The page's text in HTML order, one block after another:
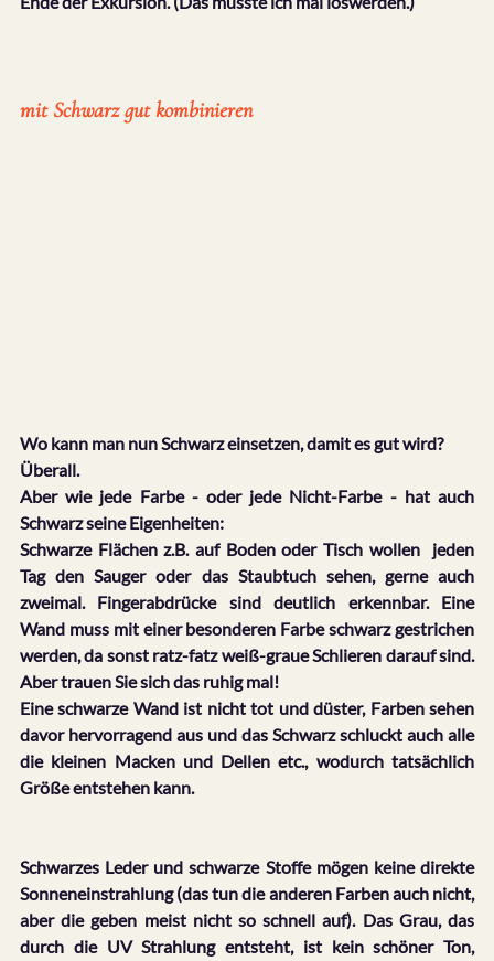
mit Schwarz gut kombinieren
Wo kann man nun Schwarz einsetzen, damit es gut wird?
Überall.
Aber wie jede Farbe - oder jede Nicht-Farbe - hat auch
Schwarz seine Eigenheiten:
Schwarze Flächen z.B. auf Boden oder Tisch wollen  jeden
Tag den Sauger oder das Staubtuch sehen, gerne auch
zweimal. Fingerabdrücke sind deutlich erkennbar. Eine
Wand muss mit einer besonderen Farbe schwarz gestrichen
werden, da sonst ratz-fatz weiß-graue Schlieren darauf sind.
Aber trauen Sie sich das ruhig mal!
Eine schwarze Wand ist nicht tot und düster, Farben sehen
davor hervorragend aus und das Schwarz schluckt auch alle
die kleinen Macken und Dellen etc., wodurch tatsächlich
Größe entstehen kann.
Schwarzes Leder und schwarze Stoffe mögen keine direkte
Sonneneinstrahlung (das tun die anderen Farben auch nicht,
aber die geben meist nicht so schnell auf). Das Grau, das
durch die UV Strahlung entsteht, ist kein schöner Ton,